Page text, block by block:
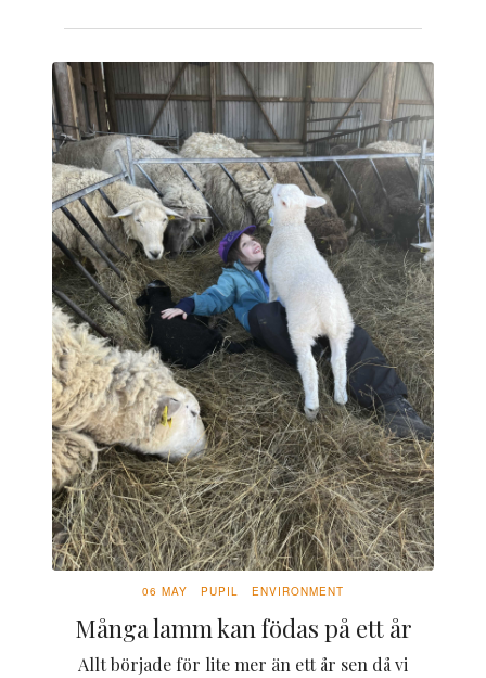
06 MAY PUPIL ENVIRONMENT
Många lamm kan födas på ett år
Allt började för lite mer än ett år sen då vi